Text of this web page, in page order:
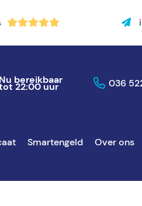
Nu bereikbaar
22:00 uur 036
Smartengeld Over ons